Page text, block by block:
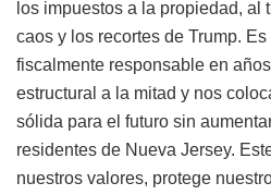
los impuestos a la propiedad, al
caos y los recortes de Trump.
fiscalmente responsable en
estructural a la mitad y nos
sólida para el futuro sin
residentes de Nueva Jersey.
nuestros valores, protege